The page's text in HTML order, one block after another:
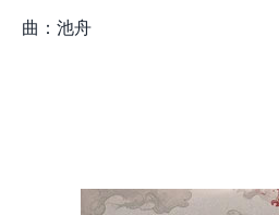
曲：池舟